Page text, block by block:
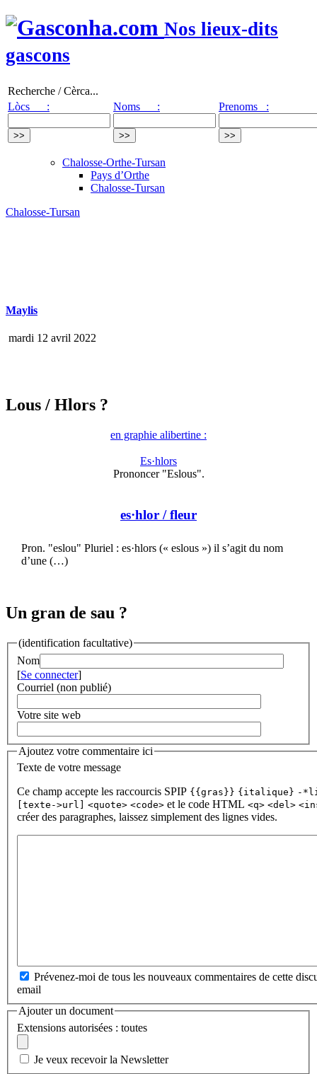
Nos lieux-dits
gascons
Recherche / Cèrca...
Lòcs :
Noms : Prenoms :
Chalosse-Orthe-Tursan
Pays d’Orthe
Chalosse-Tursan
Chalosse-Tursan
Maylis
mardi 12 avril 2022
Lous / Hlors ?
en graphie alibertine :
Es·hlors
Prononcer "Eslous".
es·hlor / fleur
Pron. "eslou" Pluriel : es·hlors (« eslous ») il s’agit du nom
d’une (…)
Un gran de sau ?
(identification facultative)
Nom
[Se connecter]
Courriel (non publié)
Votre site web
Ajoutez votre commentaire ici
Texte de votre message
Ce champ accepte les raccourcis SPIP {{gras}} {italique} -
[texte->url]
<quote> <code> et le code HTML <q> <del>
créer des paragraphes, laissez simplement des lignes vides.
Prévenez-moi de tous les nouveaux commentaires de cette
email
Ajouter un document
Extensions autorisées : toutes
Je veux recevoir la Newsletter